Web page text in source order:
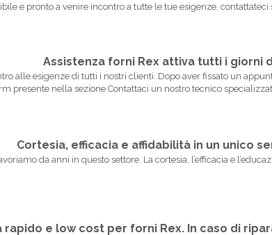
e pronto a venire incontro a tutte le tue esigenze,
Assistenza forni Rex attiva tutti i giorni
alle esigenze di tutti i nostri clienti. Dopo aver fissato un
presente nella sezione Contattaci un nostro tecnico
Cortesia, efficacia e affidabilità in un unico
da anni in questo settore. La cortesia, l’efficacia e
rapido e low cost per forni Rex. In caso di